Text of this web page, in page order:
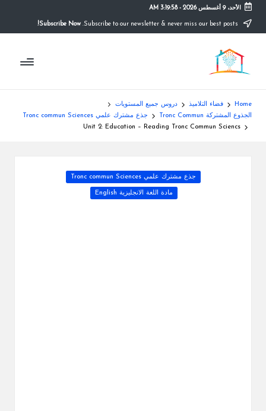
content
الأحد، 9 أغسطس 2026 -
3:19:58 AM
Subscribe Now!
م
و
ق
ع
التعليم
الصريح
Home فضاء التلاميذ
دروس جميع المستويات
الجذوع المشتركة Tronc Commun
جذع مشترك علمي Tronc commun Sciences
Unit 2: Education – Reading Tronc Commun Sciencs
Posted
جذع مشترك علمي Tronc commun Sciences
مادة اللغة الانجليزية English